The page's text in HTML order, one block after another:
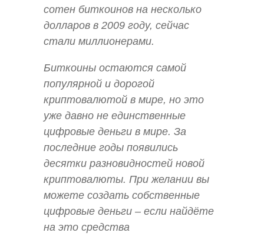
сотен биткоинов на несколько
долларов в 2009 году, сейчас
стали миллионерами.
Биткоины остаются самой
популярной и дорогой
криптовалютой в мире, но это
уже давно не единственные
цифровые деньги в мире. За
последние годы появились
десятки разновидностей новой
криптовалюты. При желании вы
можете создать собственные
цифровые деньги – если найдёте
на это средства